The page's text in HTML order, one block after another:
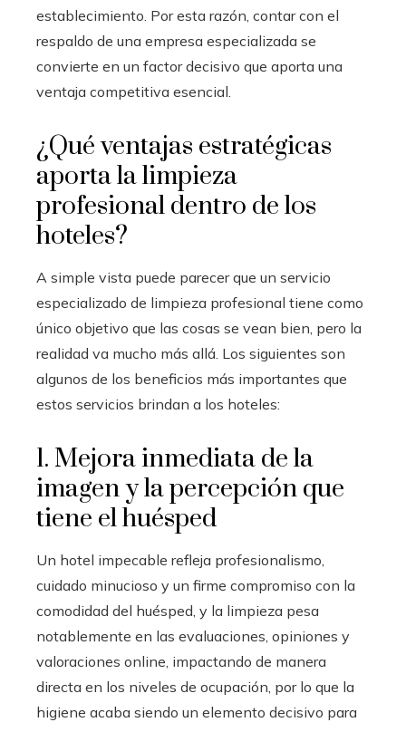
establecimiento. Por esta razón, contar con el
respaldo de una empresa especializada se
convierte en un factor decisivo que aporta una
ventaja competitiva esencial.
¿Qué ventajas estratégicas
aporta la limpieza
profesional dentro de los
hoteles?
A simple vista puede parecer que un servicio
especializado de limpieza profesional tiene como
único objetivo que las cosas se vean bien, pero la
realidad va mucho más allá. Los siguientes son
algunos de los beneficios más importantes que
estos servicios brindan a los hoteles:
1. Mejora inmediata de la
imagen y la percepción que
tiene el huésped
Un hotel impecable refleja profesionalismo,
cuidado minucioso y un firme compromiso con la
comodidad del huésped, y la limpieza pesa
notablemente en las evaluaciones, opiniones y
valoraciones online, impactando de manera
directa en los niveles de ocupación, por lo que la
higiene acaba siendo un elemento decisivo para